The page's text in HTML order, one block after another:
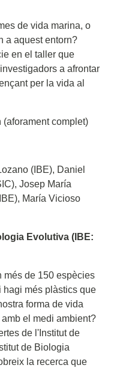
de vida marina, o
a aquest entorn?
en el taller que
a afrontar
per la vida al
complet)
(IBE), Daniel
Josep María
María Vicioso
Evolutiva (IBE:
més de 150 espècies
hagi més plàstics que
forma de vida
el medi ambient?
de l'Institut de
de Biologia
la recerca que